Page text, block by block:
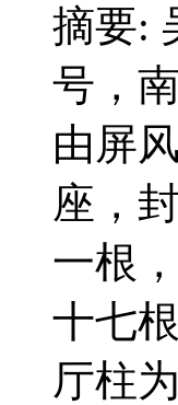
摘要:
号，
由屏
座，
一根
十七
厅柱